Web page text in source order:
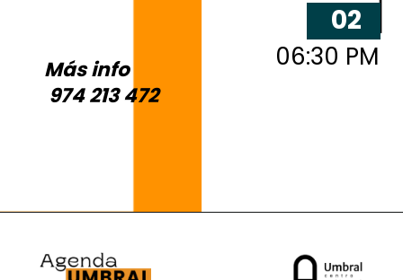
02
06:30 PM
974 213 472
Más info